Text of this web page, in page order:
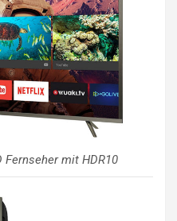
Fernseher mit HDR10